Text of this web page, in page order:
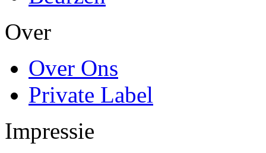
Over
Over Ons
Private Label
Impressie